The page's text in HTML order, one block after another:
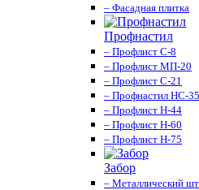
– Фасадная плитка
Профнастил
– Профлист С-8
– Профлист МП-20
– Профлист С-21
– Профнастил НС-35
– Профлист Н-44
– Профлист Н-60
– Профлист Н-75
Забор
– Металлический